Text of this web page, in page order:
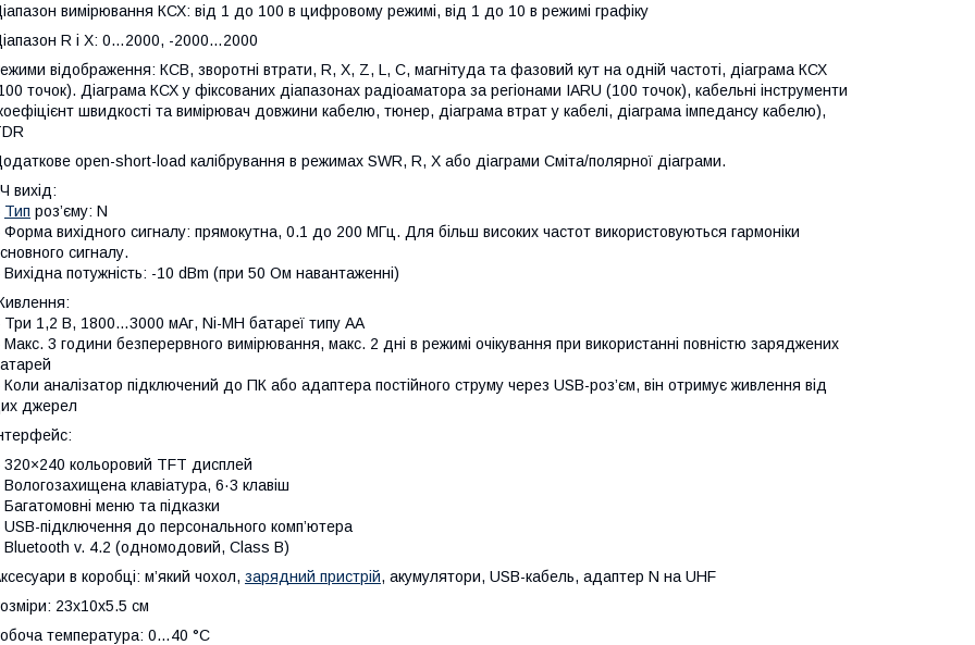
вимірювання КСХ: від 1 до 100 в цифровому режимі, від 1 до 10 в режимі графіку
R і X: 0…2000, -2000…2000
відображення: КСВ, зворотні втрати, R, X, Z, L, C, магнітуда та фазовий кут на одній частоті, діаграма КСХ
точок). Діаграма КСХ у фіксованих діапазонах радіоаматора за регіонами IARU (100 точок), кабельні інструменти
швидкості та вимірювач довжини кабелю, тюнер, діаграма втрат у кабелі, діаграма імпедансу кабелю),
open-short-load калібрування в режимах SWR, R, X або діаграми Сміта/полярної діаграми.
вихід:
Тип роз’єму: N
Форма вихідного сигналу: прямокутна, 0.1 до 200 МГц. Для більш високих частот використовуються гармоніки
сигналу.
Вихідна потужність: -10 dBm (при 50 Ом навантаженні)
Три 1,2 В, 1800…3000 мАг, Ni-MH батареї типу АА
Макс. 3 години безперервного вимірювання, макс. 2 дні в режимі очікування при використанні повністю заряджених
Коли аналізатор підключений до ПК або адаптера постійного струму через USB-роз’єм, він отримує живлення від
джерел
320×240 кольоровий TFT дисплей
Вологозахищена клавіатура, 6·3 клавіш
Багатомовні меню та підказки
USB-підключення до персонального комп’ютера
Bluetooth v. 4.2 (одномодовий, Class B)
в коробці: м’який чохол, зарядний пристрій, акумулятори, USB-кабель, адаптер N на UHF
23x10x5.5 см
температура: 0…40 °C